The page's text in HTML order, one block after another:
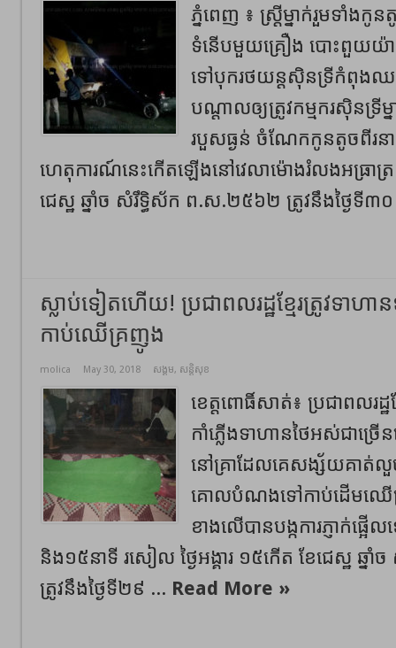
ភ្នំពេញ ៖ ស្ត្រីម្នាក់រួមទាំងកូ
ទំនើបមួយគ្រឿង បោះពួយយ៉
ទៅបុករថយន្តស៊ិនទ្រីកំពុង
បណ្ដាលឲ្យត្រូវកម្មករស៊ិនទ្រី
របួសធ្ងន់ ចំណែកកូនតូចពីរន
ហេតុការណ៍នេះកើតឡើងនៅវេលាម៉ោងរំលងអធ្រា
ជេស្ឋ ឆ្នាំច សំរឹទ្ធិស័ក ព.ស.២៥៦២ ត្រូវនឹងថ្ងៃទី៣
ស្លាប់ទៀតហើយ! ប្រជាពលរដ្ឋខ្មែរត្រូវទា
កាប់ឈើគ្រញូង
molica May 30, 2018 សង្គម, សន្តិសុខ
ខេត្តពោធិ៍សាត់៖ ប្រជាពលរដ្ឋ
កាំភ្លើងទាហានថៃអស់ជាច្រ
នៅគ្រាដែលគេសង្ស័យគាត់លួ
គោលបំណងទៅកាប់ដើមឈើ
ខាងលើបានបង្កការភ្ញាក់ផ្អ
និង១៥នាទី រសៀល ថ្ងៃអង្គារ ១៥កើត ខែជេស្ឋ ឆ្
ត្រូវនឹងថ្ងៃទី២៩ ... Read More »